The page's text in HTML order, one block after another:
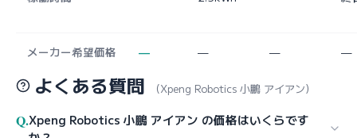
メーカー希望価格 — — — —
よくある質問 （Xpeng Robotics 小鵬 アイアン）
Q.Xpeng Robotics 小鵬 アイアン の価格はいくらです